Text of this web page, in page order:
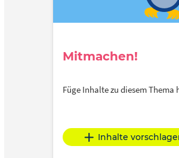
Mitmachen!
Füge Inhalte zu diesem
Inhalte